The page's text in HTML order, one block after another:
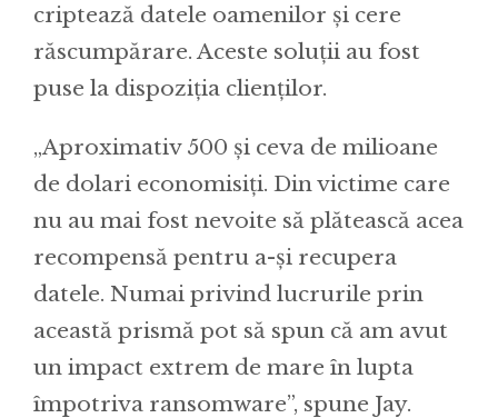
criptează datele oamenilor și cere
răscumpărare. Aceste soluții au fost
puse la dispoziția clienților.
„Aproximativ 500 și ceva de milioane
de dolari economisiți. Din victime care
nu au mai fost nevoite să plătească acea
recompensă pentru a-și recupera
datele. Numai privind lucrurile prin
această prismă pot să spun că am avut
un impact extrem de mare în lupta
împotriva ransomware”, spune Jay.